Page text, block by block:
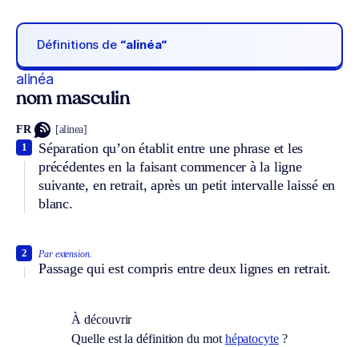
Définitions de “alinéa“
alinéa
nom masculin
FR [alinea]
Séparation qu’on établit entre une phrase et les
précédentes en la faisant commencer à la ligne
suivante, en retrait, après un petit intervalle laissé en
blanc.
1
Par extension.
Passage qui est compris entre deux lignes en retrait.
2
À découvrir
Quelle est la définition du mot hépatocyte?